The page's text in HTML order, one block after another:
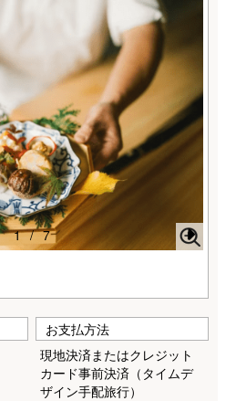
N
xt
1 / 7
お支払方法
現地決済またはクレジット
カード事前決済（タイムデ
ザイン手配旅行）